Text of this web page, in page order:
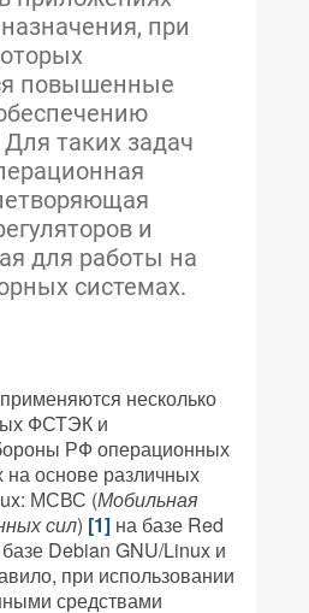
при
повышенные
таких задач
и
для работы на
системах.
несколько
ФСТЭК и
РФ операционных
на основе различных
МСВС (Мобильная
сил) [1] на базе Red
Debian GNU/Linux и
при использовании
средствами